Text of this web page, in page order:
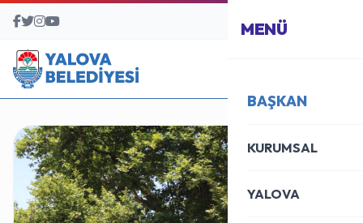
BAŞVURU MERKEZİ
MENÜ
BAŞKAN
KURUMSAL
YALOVA